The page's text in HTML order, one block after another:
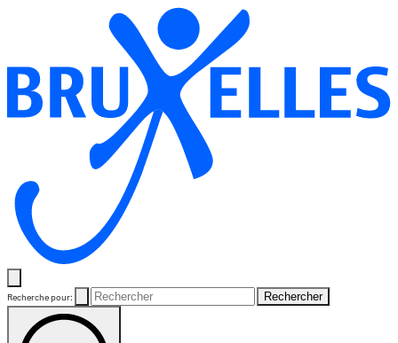
Recherche pour: Rechercher